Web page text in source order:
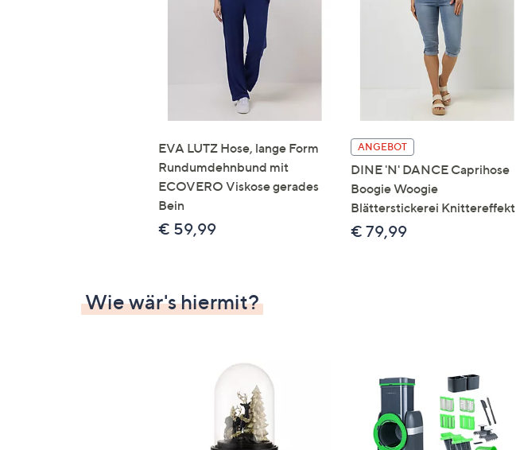
bzw.
rechts,
um
diese
anzuzeigen.
EVA LUTZ Hose, lange Form
Rundumdehnbund mit
ECOVERO Viskose gerades
Bein
€ 59,99
ANGEBOT
DINE 'N' DANCE Caprihose
Boogie Woogie
Blätterstickerei Knittereffekt
€ 79,99
Wie wär's hiermit?